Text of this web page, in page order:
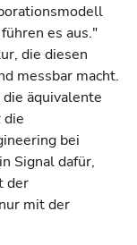
es aus."
die diesen
messbar macht.
äquivalente
die
bei
Signal dafür,
der
mit der